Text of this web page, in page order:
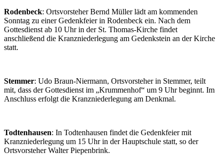
Rodenbeck: Ortsvorsteher Bernd Müller lädt am kommenden
Sonntag zu einer Gedenkfeier in Rodenbeck ein. Nach dem
Gottesdienst ab 10 Uhr in der St. Thomas-Kirche findet
anschließend die Kranzniederlegung am Gedenkstein an der Kirche
statt.
Stemmer: Udo Braun-Niermann, Ortsvorsteher in Stemmer, teilt
mit, dass der Gottesdienst im „Krummenhof“ um 9 Uhr beginnt. Im
Anschluss erfolgt die Kranzniederlegung am Denkmal.
Todtenhausen: In Todtenhausen findet die Gedenkfeier mit
Kranzniederlegung um 15 Uhr in der Hauptschule statt, so der
Ortsvorsteher Walter Piepenbrink.